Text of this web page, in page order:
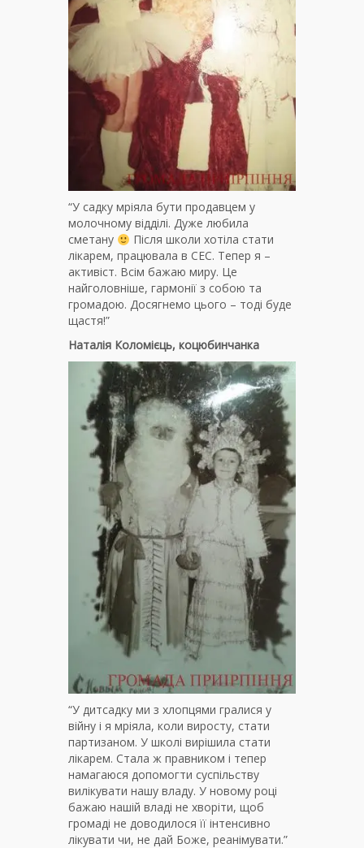
“У садку мріяла бути продавцем у
молочному відділі. Дуже любила
сметану
Після школи хотіла стати
лікарем, працювала в СЕС. Тепер я –
активіст. Всім бажаю миру. Це
найголовніше, гармонії з собою та
громадою. Досягнемо цього – тоді буде
щастя!”
Наталія Коломієць, коцюбинчанка
“У дитсадку ми з хлопцями гралися у
війну і я мріяла, коли виросту, стати
партизаном. У школі вирішила стати
лікарем. Стала ж правником і тепер
намагаюся допомогти суспільству
вилікувати нашу владу. У новому році
бажаю нашій владі не хворіти, щоб
громаді не доводилося її інтенсивно
лікувати чи, не дай Боже, реанімувати.”